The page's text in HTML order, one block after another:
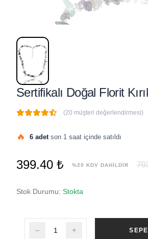
Sertifikalı Doğal Florit
(20 müşteri değerlendirmesi)
🔥 6 adet son 1 saat içinde satıldı
399.40 ₺ %20 KDV DAHİLDİR
Stok Durumu: Stokta